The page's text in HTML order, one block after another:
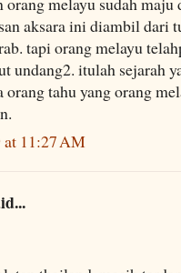
aksara ini diambil dari
tapi orang melayu
undang2. itulah sejarah
orang tahu yang orang
11:27 AM